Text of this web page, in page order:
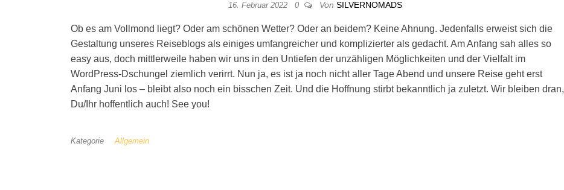
16. Februar 2022 0 Von SILVERNOMADS
Ob es am Vollmond liegt? Oder am schönen Wetter? Oder an beidem? Keine Ahnung. Jedenfalls erweist sich die
Gestaltung unseres Reiseblogs als einiges umfangreicher und komplizierter als gedacht. Am Anfang sah alles so
easy aus, doch mittlerweile haben wir uns in den Untiefen der unzähligen Möglichkeiten und der Vielfalt im
WordPress-Dschungel ziemlich verirrt. Nun ja, es ist ja noch nicht aller Tage Abend und unsere Reise geht erst
Anfang Juni los – bleibt also noch ein bisschen Zeit. Und die Hoffnung stirbt bekanntlich ja zuletzt. Wir bleiben dran,
Du/Ihr hoffentlich auch! See you!
Kategorie Allgemein